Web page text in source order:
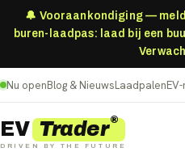
🔔 Vooraankondiging —
buren-laadpas: laad bij een
Nu openBlog & NieuwsLaadpalen
EV Trader®
DRIVEN BY THE FUTURE